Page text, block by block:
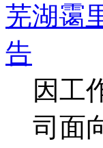
芜湖霭
告
因工
司面